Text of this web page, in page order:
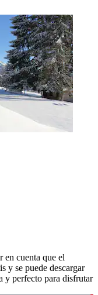
en cuenta que el
y se puede descargar
y perfecto para disfrutar